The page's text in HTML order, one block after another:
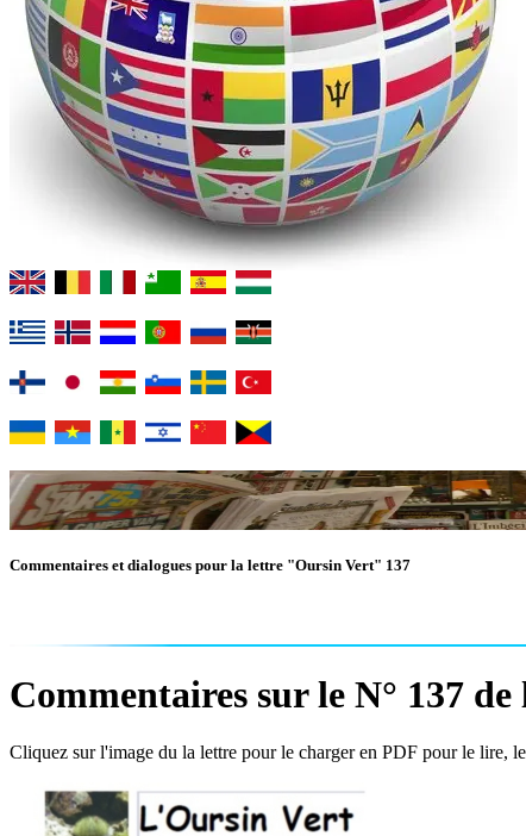
Commentaires et dialogues pour la lettre "Oursin Vert" 137
Commentaires sur le N° 137
Cliquez sur l'image du la lettre pour le charger en PDF pour le lire,